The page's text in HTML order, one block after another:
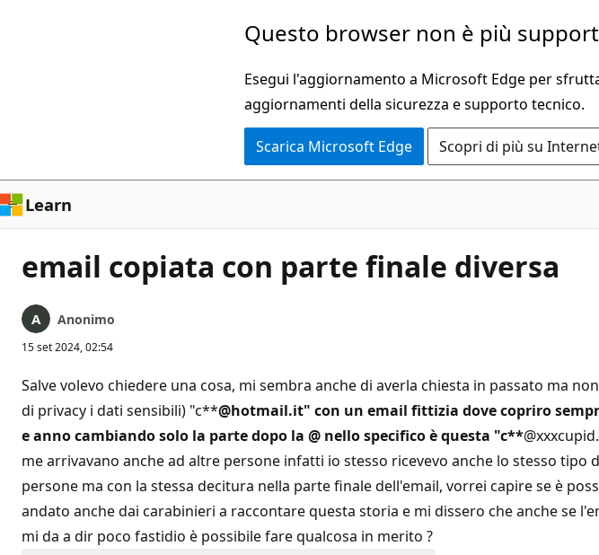
Questo browser non è più
Esegui l'aggiornamento a Microsoft Edge per
aggiornamenti della sicurezza e supporto tecnico.
Scarica Microsoft Edge Scopri di più su
Learn
email copiata con parte finale diversa
Anonimo
15 set 2024, 02:54
Salve volevo chiedere una cosa, mi sembra anche di averla chiesta in passato ma
di privacy i dati sensibili) "c**@hotmail.it" con un email fittizia dove copriro
e anno cambiando solo la parte dopo la @ nello specifico è questa "c**
me arrivavano anche ad altre persone infatti io stesso ricevevo anche lo stesso
persone ma con la stessa decitura nella parte finale dell'email, vorrei capire se è
andato anche dai carabinieri a raccontare questa storia e mi dissero che anche se
mi da a dir poco fastidio è possibile fare qualcosa in merito ?